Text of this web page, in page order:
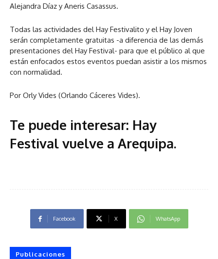
Alejandra Díaz y Aneris Casassus.
Todas las actividades del Hay Festivalito y el Hay Joven
serán completamente gratuitas -a diferencia de las demás
presentaciones del Hay Festival- para que el público al que
están enfocados estos eventos puedan asistir a los mismos
con normalidad.
Por Orly Vides (Orlando Cáceres Vides).
Te puede interesar: Hay
Festival vuelve a Arequipa.
Facebook X WhatsApp
Publicaciones